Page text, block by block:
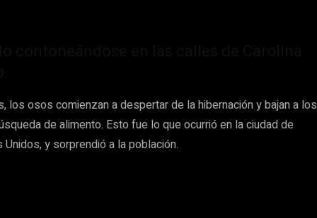
los osos comienzan a despertar de la hibernación y bajan a los
de alimento. Esto fue lo que ocurrió en la ciudad de
y sorprendió a la población.